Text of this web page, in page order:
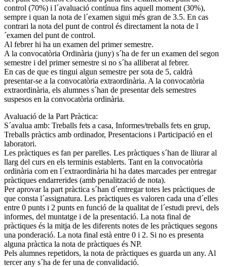
control (70%) i l´avaluació contínua fins aquell moment (30%),
sempre i quan la nota de l´examen sigui més gran de 3.5. En cas
contrari la nota del punt de control és directament la nota de l
´examen del punt de control.
Al febrer hi ha un examen del primer semestre.
A la convocatòria Ordinària (juny) s´ha de fer un examen del segon
semestre i del primer semestre si no s´ha alliberat al febrer.
En cas de que es tingui algun semestre per sota de 5, caldrà
presentar-se a la convocatòria extraordinària. A la convocatòria
extraordinària, els alumnes s´han de presentar dels semestres
suspesos en la convocatòria ordinària.
Avaluació de la Part Pràctica:
S´avalua amb: Treballs fets a casa, Informes/treballs fets en grup,
Treballs pràctics amb ordinador, Presentacions i Participació en el
laboratori.
Les pràctiques es fan per parelles. Les pràctiques s´han de lliurar al
llarg del curs en els terminis establerts. Tant en la convocatòria
ordinària com en l´extraordinària hi ha dates marcades per entregar
pràctiques endarrerides (amb penalització de nota).
Per aprovar la part pràctica s´han d´entregar totes les pràctiques de
que consta l´assignatura. Les pràctiques es valoren cada una d´elles
entre 0 punts i 2 punts en funció de la qualitat de l´estudi previ, dels
informes, del muntatge i de la presentació. La nota final de
pràctiques és la mitja de les diferents notes de les pràctiques segons
una ponderació. La nota final està entre 0 i 2. Si no es presenta
alguna pràctica la nota de pràctiques és NP.
Pels alumnes repetidors, la nota de pràctiques es guarda un any. Al
tercer any s´ha de fer una de convalidació.